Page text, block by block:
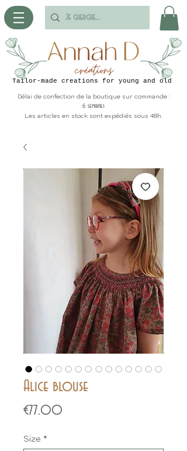
Tailor-made creations for young and old
Délai de confection de la boutique sur commande :
6 semaines
Les articles en stock sont expédiés sous 48h.
Alice blouse
€77.00
Size *